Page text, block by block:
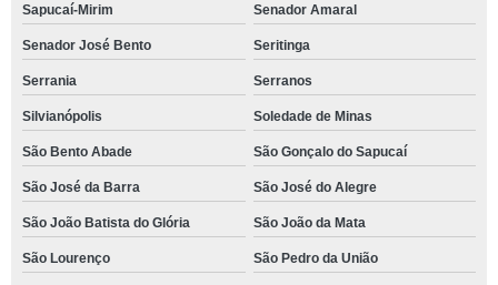
Sapucaí-Mirim Senador Amaral
Senador José Bento Seritinga
Serrania Serranos
Silvianópolis Soledade de Minas
São Bento Abade São Gonçalo do Sapucaí
São José da Barra São José do Alegre
São João Batista do Glória São João da Mata
São Lourenço São Pedro da União